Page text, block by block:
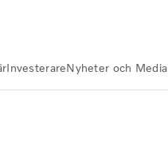
InvesterareNyheter och Media